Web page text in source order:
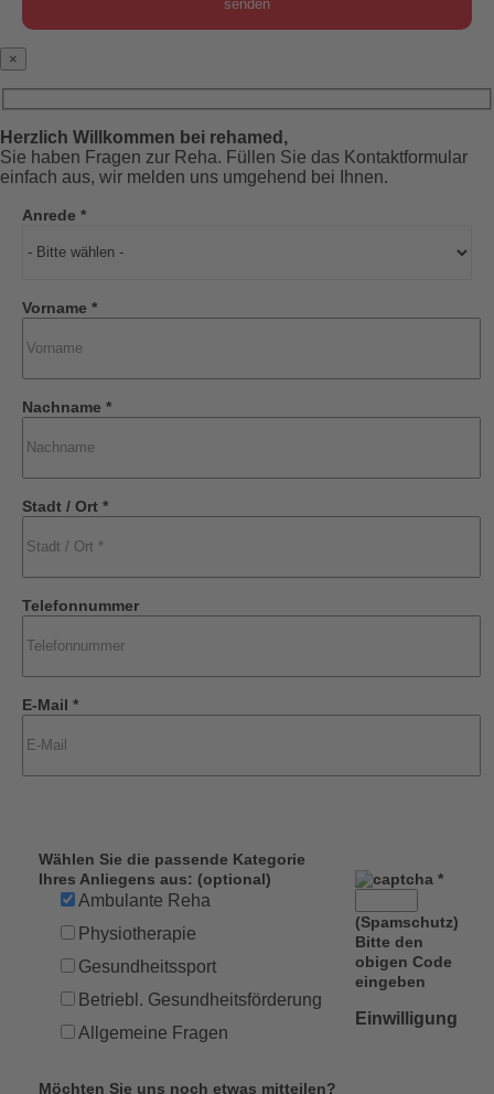
×
Herzlich Willkommen bei rehamed,
Sie haben Fragen zur Reha. Füllen Sie das Kontaktformular
einfach aus, wir melden uns umgehend bei Ihnen.
Anrede *
Vorname *
Nachname *
Stadt / Ort *
Telefonnummer
E-Mail *
Wählen Sie die passende Kategorie
Ihres Anliegens aus: (optional)
Ambulante Reha
Physiotherapie
Gesundheitssport
Betriebl. Gesundheitsförderung
Allgemeine Fragen
Möchten Sie uns noch etwas mitteilen?
*
(Spamschutz)
Bitte den
obigen Code
eingeben
Einwilligung